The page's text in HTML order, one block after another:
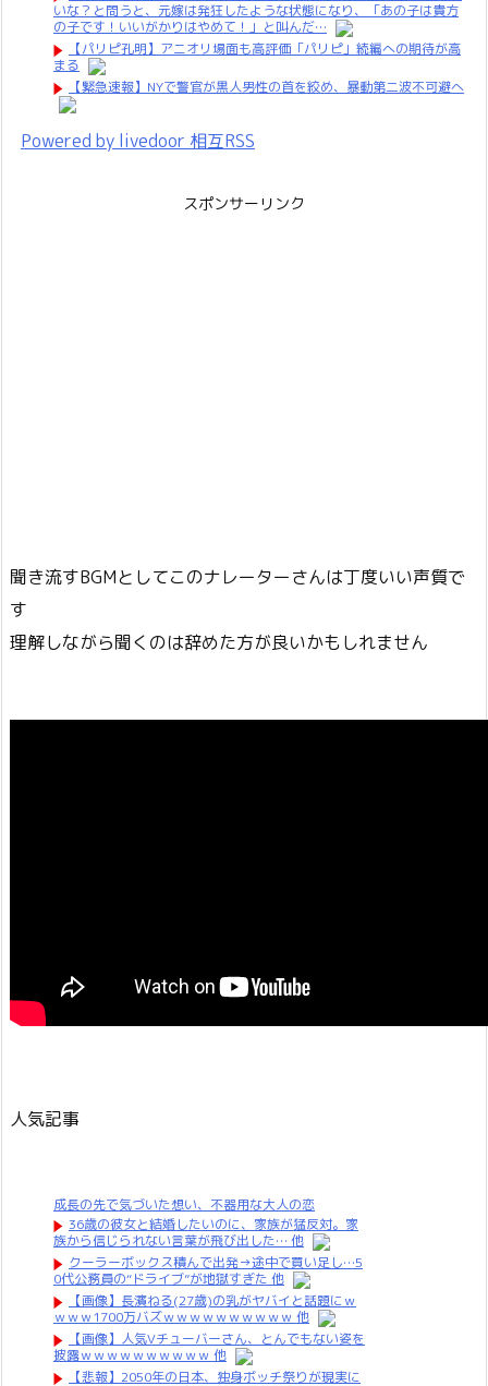
いな？と問うと、元嫁は発狂したような状態になり、「あの子は貴方
の子です！いいがかりはやめて！」と叫んだ…
【パリピ孔明】アニオリ場面も高評価「パリピ」続編への期待が高
まる
【緊急速報】NYで警官が黒人男性の首を絞め、暴動第二波不可避へ
Powered by livedoor 相互RSS
スポンサーリンク
聞き流すBGMとしてこのナレーターさんは丁度いい声質で
す
理解しながら聞くのは辞めた方が良いかもしれません
人気記事
成長の先で気づいた想い、不器用な大人の恋
36歳の彼女と結婚したいのに、家族が猛反対。家
族から信じられない言葉が飛び出した… 他
クーラーボックス積んで出発→途中で買い足し…5
0代公務員の“ドライブ”が地獄すぎた 他
【画像】長濱ねる(27歳)の乳がヤバイと話題にｗ
ｗｗｗ1700万バズｗｗｗｗｗｗｗｗｗｗ 他
【画像】人気Vチューバーさん、とんでもない姿を
披露ｗｗｗｗｗｗｗｗｗｗ 他
【悲報】2050年の日本、独身ボッチ祭りが現実に